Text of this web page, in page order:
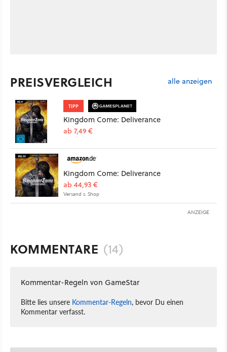
PREISVERGLEICH alle anzeigen
TIPP
Kingdom Come: Deliverance
ab 7,49 €
Kingdom Come: Deliverance
ab 44,93 €
Versand s. Shop
ANZEIGE
KOMMENTARE (14)
Kommentar-Regeln von GameStar
Bitte lies unsere Kommentar-Regeln, bevor Du einen
Kommentar verfasst.